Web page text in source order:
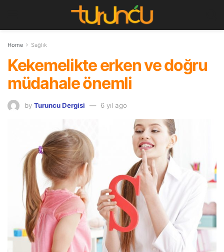
Home Sağlık
Kekemelikte erken ve doğru
müdahale önemli
by Turuncu Dergisi 6 yıl ago